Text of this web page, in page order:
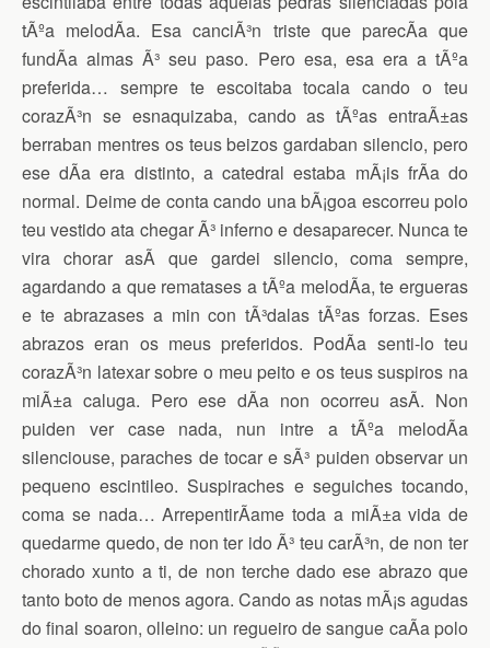
tÃºa melodÃ­a. Esa canciÃ³n triste que parecÃ­a que
fundÃ­a almas Ã³ seu paso. Pero esa, esa era a tÃºa
preferida… sempre te escoitaba tocala cando o teu
corazÃ³n se esnaquizaba, cando as tÃºas entraÃ±as
berraban mentres os teus beizos gardaban silencio, pero
ese dÃ­a era distinto, a catedral estaba mÃ¡is frÃ­a do
normal. Deime de conta cando una bÃ¡goa escorreu polo
teu vestido ata chegar Ã³ inferno e desaparecer. Nunca te
vira chorar asÃ­ que gardei silencio, coma sempre,
agardando a que rematases a tÃºa melodÃ­a, te ergueras
e te abrazases a min con tÃ³dalas tÃºas forzas. Eses
abrazos eran os meus preferidos. PodÃ­a senti-lo teu
corazÃ³n latexar sobre o meu peito e os teus suspiros na
miÃ±a caluga. Pero ese dÃ­a non ocorreu asÃ­. Non
puiden ver case nada, nun intre a tÃºa melodÃ­a
silenciouse, paraches de tocar e sÃ³ puiden observar un
pequeno escintileo. Suspiraches e seguiches tocando,
coma se nada… ArrepentirÃ­ame toda a miÃ±a vida de
quedarme quedo, de non ter ido Ã³ teu carÃ³n, de non ter
chorado xunto a ti, de non terche dado ese abrazo que
tanto boto de menos agora. Cando as notas mÃ¡s agudas
do final soaron, olleino: un regueiro de sangue caÃ­a polo